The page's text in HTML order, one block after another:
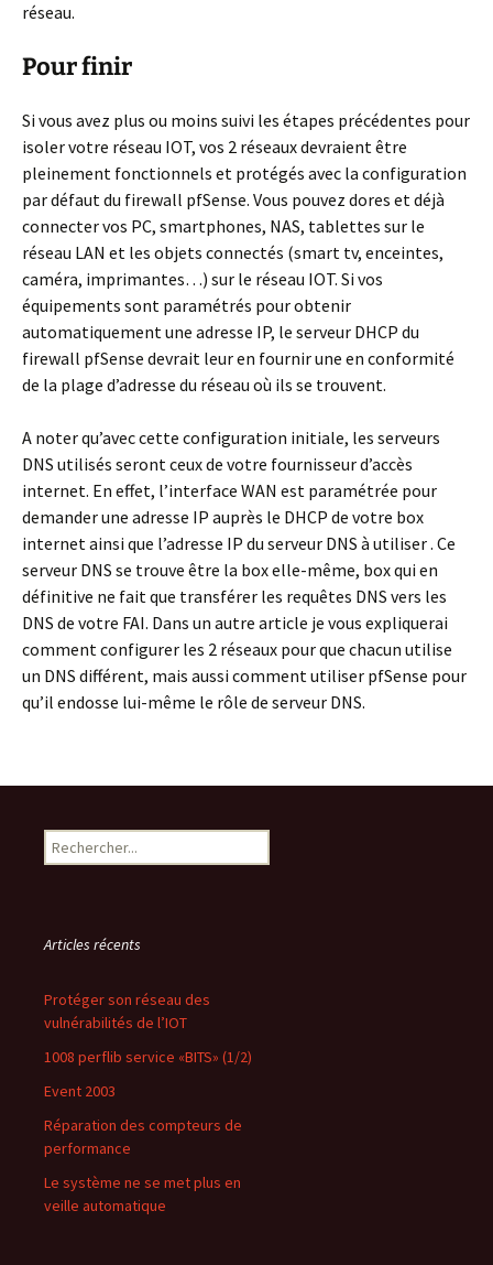
réseau.
Pour finir
Si vous avez plus ou moins suivi les étapes précédentes pour
isoler votre réseau IOT, vos 2 réseaux devraient être
pleinement fonctionnels et protégés avec la configuration
par défaut du firewall pfSense. Vous pouvez dores et déjà
connecter vos PC, smartphones, NAS, tablettes sur le
réseau LAN et les objets connectés (smart tv, enceintes,
caméra, imprimantes…) sur le réseau IOT. Si vos
équipements sont paramétrés pour obtenir
automatiquement une adresse IP, le serveur DHCP du
firewall pfSense devrait leur en fournir une en conformité
de la plage d’adresse du réseau où ils se trouvent.
A noter qu’avec cette configuration initiale, les serveurs
DNS utilisés seront ceux de votre fournisseur d’accès
internet. En effet, l’interface WAN est paramétrée pour
demander une adresse IP auprès le DHCP de votre box
internet ainsi que l’adresse IP du serveur DNS à utiliser . Ce
serveur DNS se trouve être la box elle-même, box qui en
définitive ne fait que transférer les requêtes DNS vers les
DNS de votre FAI. Dans un autre article je vous expliquerai
comment configurer les 2 réseaux pour que chacun utilise
un DNS différent, mais aussi comment utiliser pfSense pour
qu’il endosse lui-même le rôle de serveur DNS.
Search
Articles récents
Protéger son réseau des
vulnérabilités de l’IOT
1008 perflib service «BITS» (1/2)
Event 2003
Réparation des compteurs de
performance
Le système ne se met plus en
veille automatique